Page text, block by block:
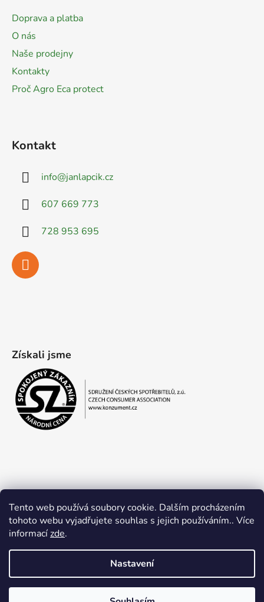
Tento web používá soubory cookie. Dalším procházením
tohoto webu vyjadřujete souhlas s jejich používáním.. Více
informacízde.
Nastavení
Doprava a platba
O nás
Naše prodejny
Kontakty
Proč Agro Eca protect
Kontakt
info@janlapcik.cz
607 669 773
728 953 695
Získali jsme
Obchodní podmínky Ochrana osobních údajů